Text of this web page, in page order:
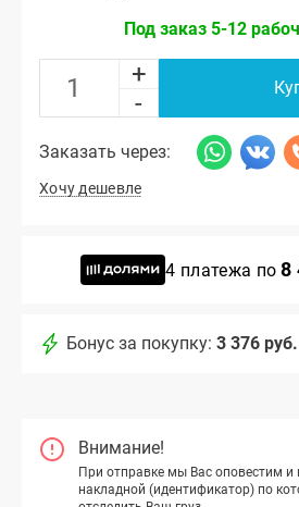
Под заказ 5-12
+
-
Заказать через:
Хочу дешевле
4 платежа по8
Бонус за покупку: 3 376 руб.
Внимание!
При отправке мы Вас оповестим
накладной (идентификатор) по